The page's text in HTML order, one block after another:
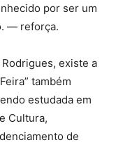
por ser um
— reforça.
existe a
também
estudada em
Cultura,
de